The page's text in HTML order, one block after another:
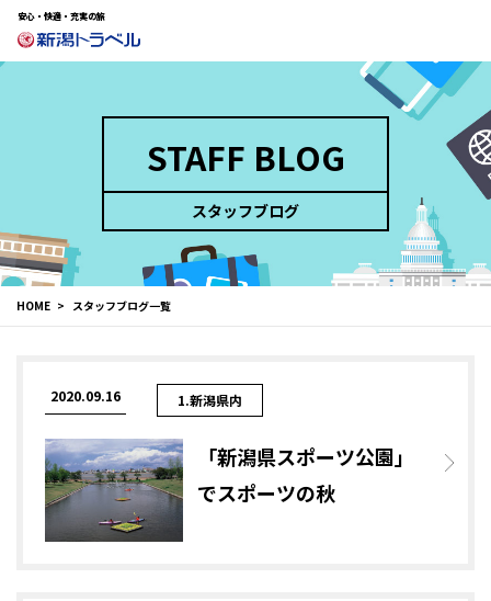
安心・快適・充実の旅
STAFF BLOG
スタッフブログ
HOME スタッフブログ一覧
2020.09.16 1.新潟県内
「新潟県スポーツ公園」
でスポーツの秋